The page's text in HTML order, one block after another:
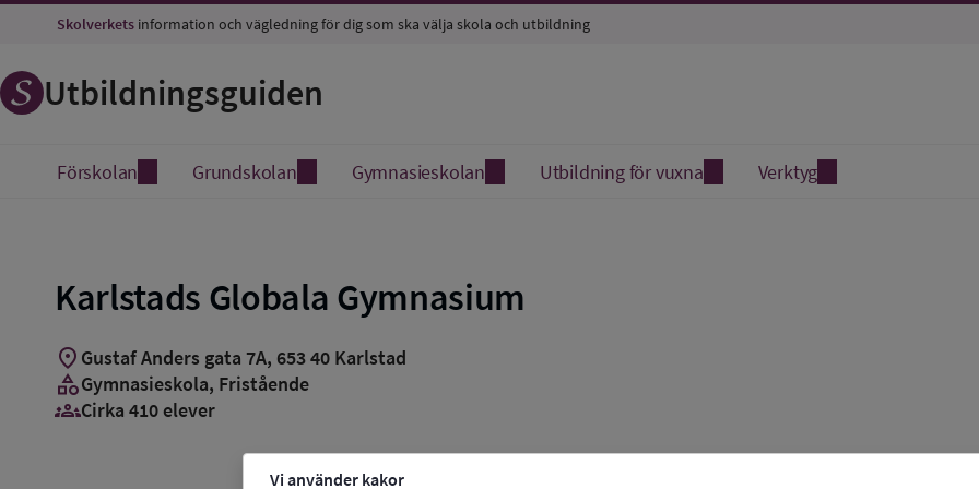
Vi använder kakor
Skolverkets information och vägledning för dig som ska välja skola och utbildning
Utbildningsguiden
Förskolan Grundskolan Gymnasieskolan Utbildning för vuxna Verktyg
Karlstads Globala Gymnasium
location_on Gustaf Anders gata 7A, 65340 Karlstad
categoryGymnasieskola, Fristående
groups_3Cirka 410 elever